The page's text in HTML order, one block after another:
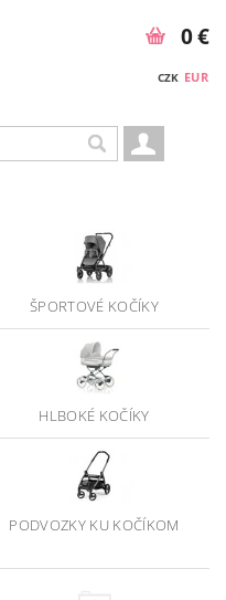
CZK EUR
0 €
ŠPORTOVÉ KOČÍKY
HLBOKÉ KOČÍKY
PODVOZKY KU KOČÍKOM